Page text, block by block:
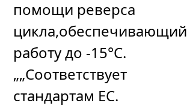
помощи реверса
цикла,обеспечивающий
работу до -15°C.
„„Соответствует
стандартам ЕС.